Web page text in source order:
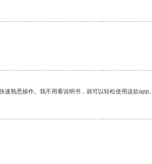
熟悉操作。我不用看说明书，就可以轻松使用这款app。